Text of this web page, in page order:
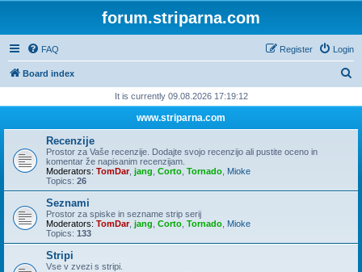
forum.striparna.com
FAQ Login
Register
Board index
r
It is currently 09.08.2026 17:19:12
www.striparna.com
Recenzije
Prostor za Vaše recenzije. Dodajte svojo recenzijo ali pustite oceno in
komentar že napisanim recenzijam.
Moderators: TomDar, jang Corto Tornado Mioke
Topics: 26
Seznami
Prostor za spiske in sezname strip serij
Moderators: TomDar, jang Corto Tornado Mioke
Topics: 133
Stripi
Vse v zvezi s stripi.